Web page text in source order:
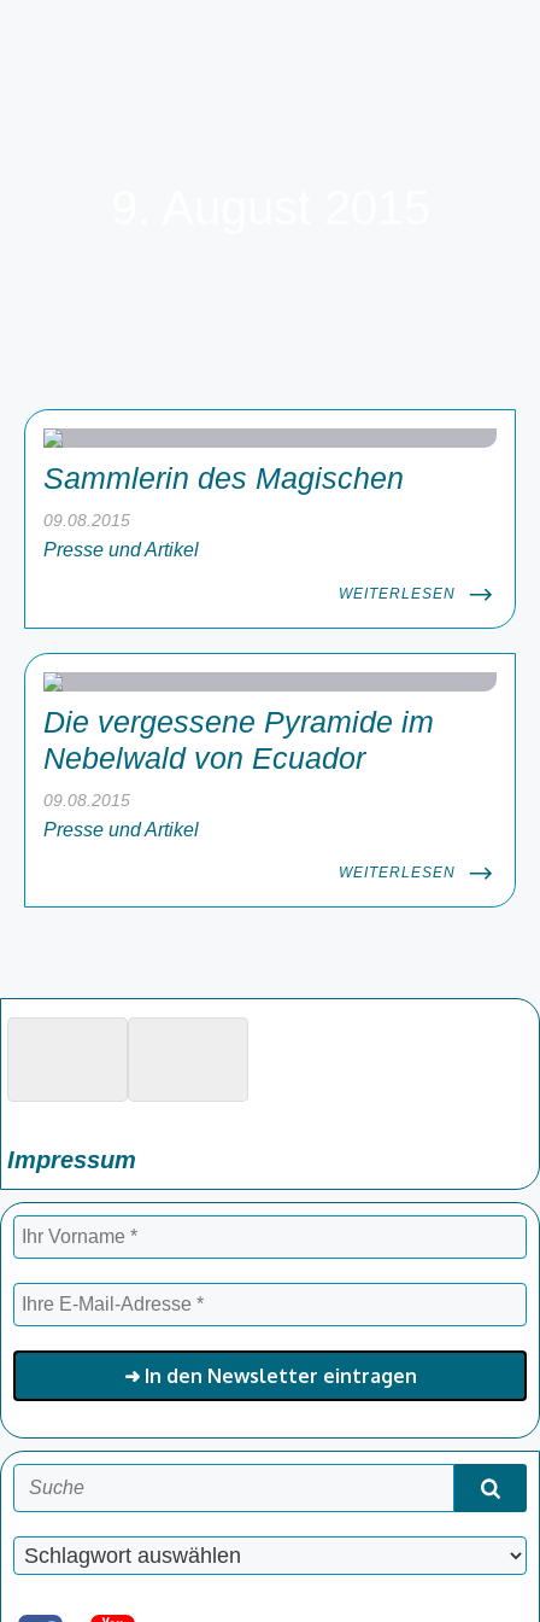
Sammlerin des Magischen
09.08.2015
Presse und Artikel
WEITERLESEN
Die vergessene Pyramide im
Nebelwald von Ecuador
09.08.2015
Presse und Artikel
WEITERLESEN
Impressum
Schlagwörter